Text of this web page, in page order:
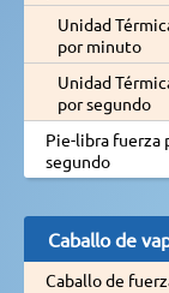
Unidad
por minuto
Unidad
por segundo
Pie-libra fuerza
segundo
Caballo de
Caballo de